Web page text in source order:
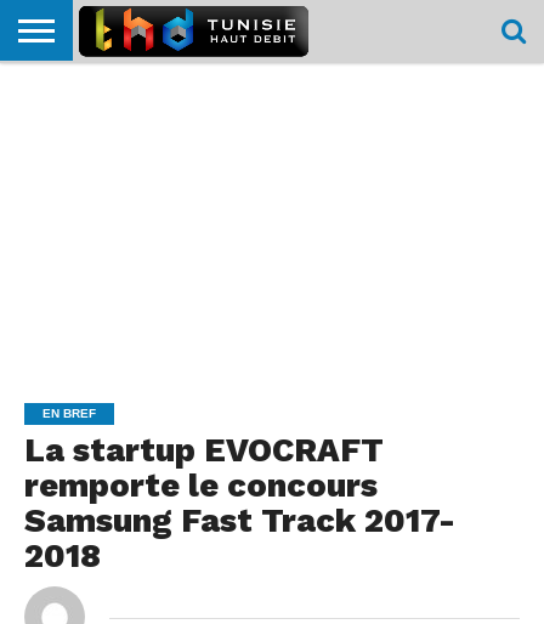
EN BREF
La startup EVOCRAFT
remporte le concours
Samsung Fast Track 2017-
2018